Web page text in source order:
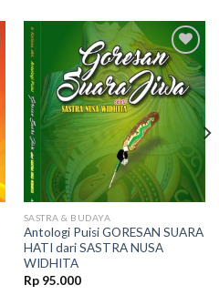
Add to
wishlist
SASTRA & BUDAYA
Antologi Puisi GORESAN SUARA
HATI dari SASTRA NUSA
WIDHITA
Rp95.000